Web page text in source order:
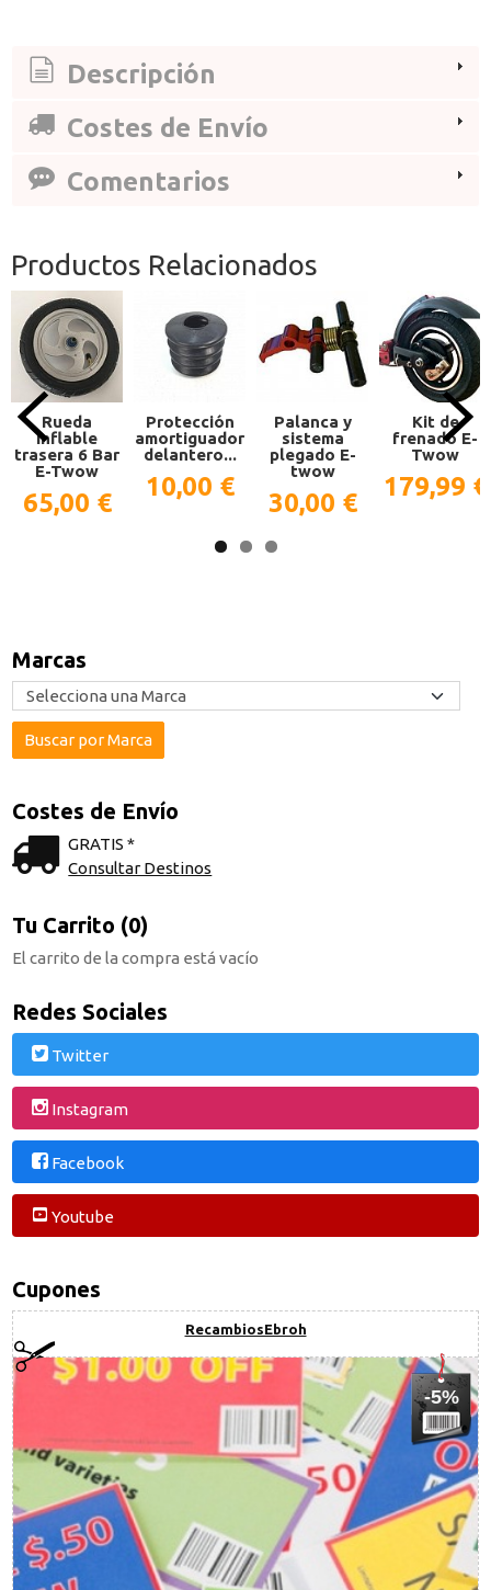
Marcas
Costes de Envío
GRATIS *
Consultar Destinos
Tu Carrito (0)
El carrito de la compra está vacío
Redes Sociales
Twitter
Instagram
Facebook
Youtube
Cupones
RecambiosEbroh
-5%
Descripción
Costes de Envío
Comentarios
Productos Relacionados
Rueda
inflable
trasera 6 Bar
E-Twow
65,00 €
Protección
amortiguador
delantero...
10,00 €
Palanca y
sistema
plegado E-
twow
30,00 €
Kit de
frenado E-
Twow
179,99 €